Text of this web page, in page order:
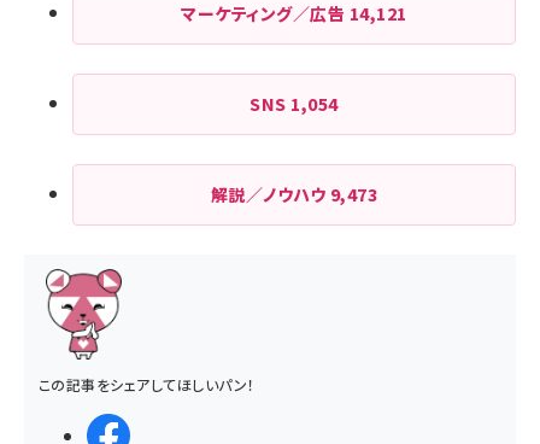
マーケティング／広告 14,121
SNS 1,054
解説／ノウハウ 9,473
この記事をシェアしてほしいパン！